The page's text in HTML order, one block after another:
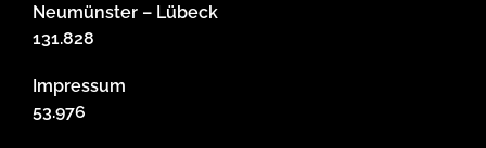
Neumünster – Lübeck
131.828
Impressum
53.976